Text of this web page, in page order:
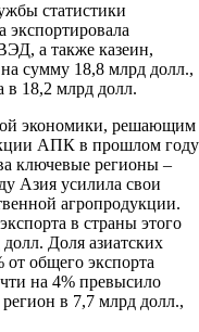
статистики
а также казеин,
сумму 18,8 млрд долл.,
в 18,2 млрд долл.
экономики, решающим
АПК в прошлом году
ключевые регионы –
Азия усилила свои
агропродукции.
в страны этого
Доля азиатских
от общего экспорта
на 4% превысило
регион в 7,7 млрд долл.,